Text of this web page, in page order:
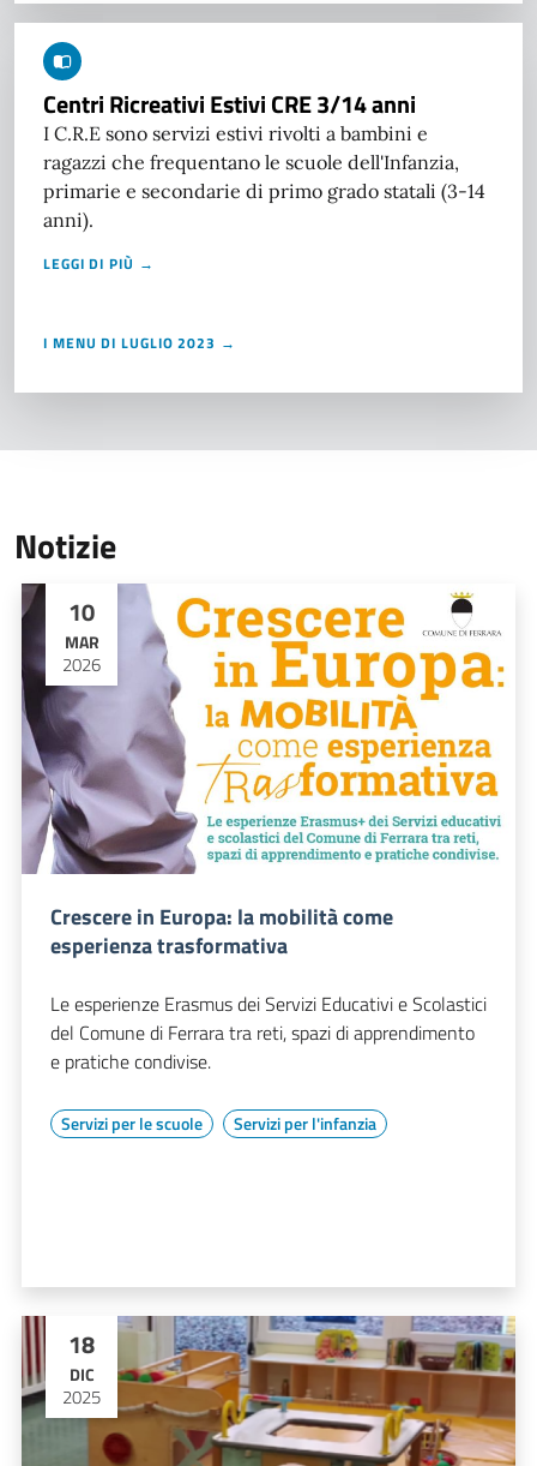
Centri Ricreativi Estivi CRE 3/14 anni
I C.R.E sono servizi estivi rivolti a bambini e
ragazzi che frequentano le scuole dell'Infanzia,
primarie e secondarie di primo grado statali (3-14
anni).
LEGGI DI PIÙ →
I MENU DI LUGLIO 2023 →
Notizie
10
MAR
2026
Crescere in Europa: la mobilità come
esperienza trasformativa
Le esperienze Erasmus dei Servizi Educativi e Scolastici
del Comune di Ferrara tra reti, spazi di apprendimento
e pratiche condivise.
Servizi per le scuole Servizi per l'infanzia
18
DIC
2025